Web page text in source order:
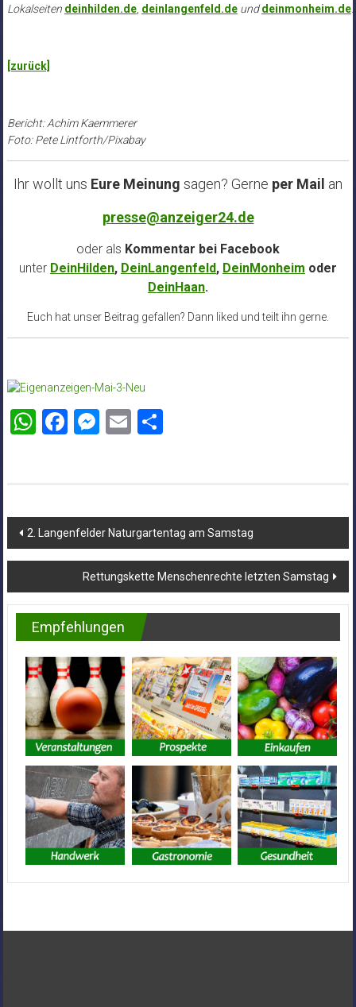
Lokalseiten deinhilden.de, deinlangenfeld.deunddeinmonheim.de.
[zurück]
Bericht: Achim Kaemmerer
Foto: Pete Lintforth/Pixabay
Ihr wollt uns Eure Meinung sagen? Gerne per Mail an
presse@anzeiger24.de
oder als Kommentar bei Facebook
unter DeinHilden, DeinLangenfeld, DeinMonheim oder
DeinHaan.
Euch hat unser Beitrag gefallen? Dann liked und teilt ihn gerne.
WhatsApp
Facebook
Messenger
EmailTeilen
Beitragsnavigation
2. Langenfelder Naturgartentag am Samstag
Rettungskette Menschenrechte letzten Samstag
Empfehlungen